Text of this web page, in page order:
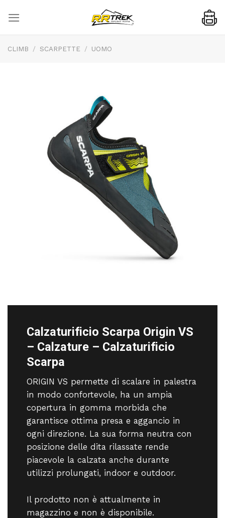
content
CLIMB / SCARPETTE / UOMO
Calzaturificio Scarpa Origin VS
– Calzature – Calzaturificio
Scarpa
ORIGIN VS permette di scalare in palestra
in modo confortevole, ha un ampia
copertura in gomma morbida che
garantisce ottima presa e aggancio in
ogni direzione. La sua forma neutra con
posizione delle dita rilassate rende
piacevole la calzata anche durante
utilizzi prolungati, indoor e outdoor.
Il prodotto non è attualmente in
magazzino e non è disponibile.